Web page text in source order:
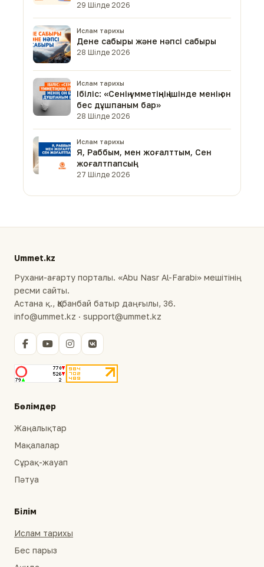
29 Шілде 2026
Ислам тарихы
Дене сабыры және нәпсі сабыры
28 Шілде 2026
Ислам тарихы
Ібіліс: «Сенің үмметіңнің ішінде менің он
бес дұшпаным бар»
28 Шілде 2026
Ислам тарихы
Я, Раббым, мен жоғалттым, Сен
жоғалтпапсың!
27 Шілде 2026
Ummet.kz
Рухани-ағарту порталы. «Abu Nasr Al-Farabi» мешітінің
ресми сайты.
Астана қ., Қабанбай батыр даңғылы, 36.
info@ummet.kz · support@ummet.kz
Бөлімдер
Жаңалықтар
Мақалалар
Сұрақ-жауап
Пәтуа
Білім
Ислам тарихы
Бес парыз